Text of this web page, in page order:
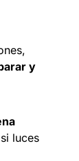
y
luces